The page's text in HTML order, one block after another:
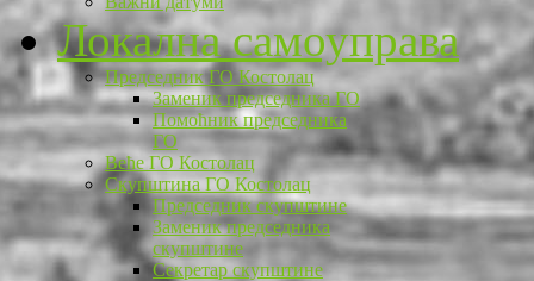
Локална самоуправа
Председник ГО Костолац
Заменик председника ГО
Помоћник председника
ГО
Веће ГО Костолац
Скупштина ГО Костолац
Председник скупштине
Заменик председника
скупштине
Секретар скупштине